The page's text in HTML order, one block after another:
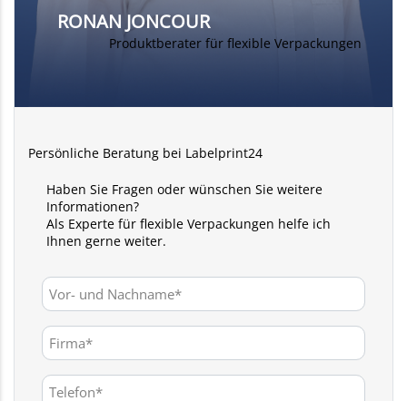
RONAN JONCOUR
Produktberater für flexible Verpackungen
Persönliche Beratung bei Labelprint24
Haben Sie Fragen oder wünschen Sie weitere
Informationen?
Als Experte für flexible Verpackungen helfe ich
Ihnen gerne weiter.